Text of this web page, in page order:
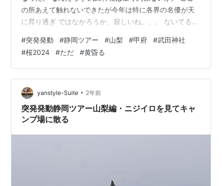
の所あえて触れないできたが今年は特に各界の名優が天
に昇り過ぎ ではなかろうか、寂しいね。。。 ないてるぜ
（当時 さあ そろそろ 静岡篇の山梨編の締め地へと向か
いますかでもうちょっとつづく。
#突発発動 #静岡ツアー #山梨 #甲府 #武田神社
#桜2024 #ただ #黄昏る
yanstyle-Suite • 2年前
突発発動静岡ツアー山梨編・ニジイロを見てキャ
ンプ場に散る